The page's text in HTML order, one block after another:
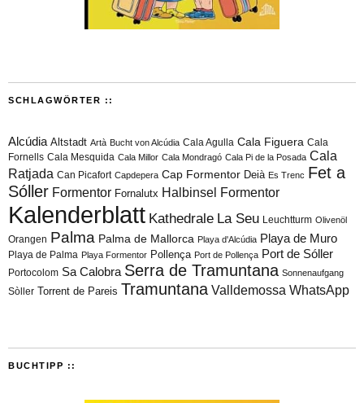
SCHLAGWÖRTER ::
Alcúdia Altstadt Artà Bucht von Alcúdia Cala Agulla Cala Figuera Cala
Fornells Cala Mesquida Cala Millor Cala Mondragó Cala Pi de la Posada Cala
Ratjada Can Picafort Capdepera Cap Formentor Deià Es Trenc Fet a
Sóller Formentor Fornalutx Halbinsel Formentor
Kalenderblatt Kathedrale La Seu Leuchtturm Olivenöl
Orangen Palma Palma de Mallorca Playa d'Alcúdia Playa de Muro
Playa de Palma Playa Formentor Pollença Port de Pollença Port de Sóller
Portocolom Sa Calobra Serra de Tramuntana Sonnenaufgang
Sòller Torrent de Pareis Tramuntana Valldemossa WhatsApp
BUCHTIPP ::